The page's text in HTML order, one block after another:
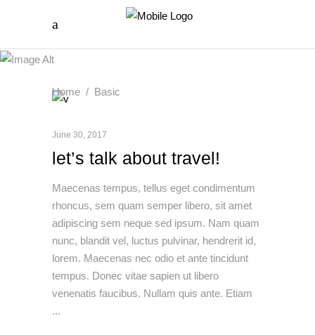
Home / Basic
June 30, 2017
let’s talk about travel!
Maecenas tempus, tellus eget condimentum
rhoncus, sem quam semper libero, sit amet
adipiscing sem neque sed ipsum. Nam quam
nunc, blandit vel, luctus pulvinar, hendrerit id,
lorem. Maecenas nec odio et ante tincidunt
tempus. Donec vitae sapien ut libero
venenatis faucibus. Nullam quis ante. Etiam